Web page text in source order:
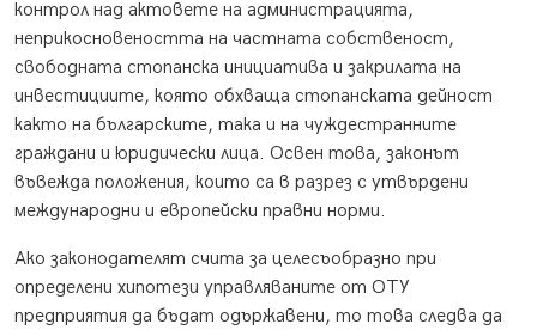
контрол над актовете на администрацията,
неприкосновеността на частната собственост,
свободната стопанска инициатива и закрилата на
инвестициите, която обхваща стопанската дейност
както на българските, така и на чуждестранните
граждани и юридически лица. Освен това, законът
въвежда положения, които са в разрез с утвърдени
международни и европейски правни норми.
Ако законодателят счита за целесъобразно при
определени хипотези управляваните от ОТУ
предприятия да бъдат одържавени, то това следва да